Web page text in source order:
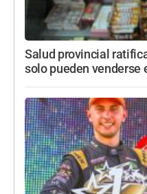
Salud provincial
solo pueden